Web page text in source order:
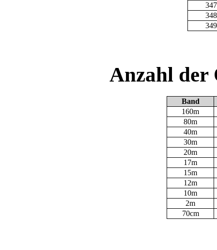
347
348
349
Anzahl der
Band
160m
80m
40m
30m
20m
17m
15m
12m
10m
2m
70cm